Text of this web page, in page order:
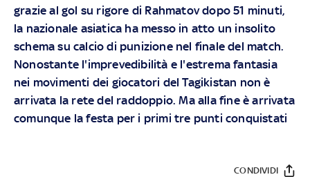
grazie al gol su rigore di Rahmatov dopo 51 minuti,
la nazionale asiatica ha messo in atto un insolito
schema su calcio di punizione nel finale del match.
Nonostante l'imprevedibilità e l'estrema fantasia
nei movimenti dei giocatori del Tagikistan non è
arrivata la rete del raddoppio. Ma alla fine è arrivata
comunque la festa per i primi tre punti conquistati
CONDIVIDI